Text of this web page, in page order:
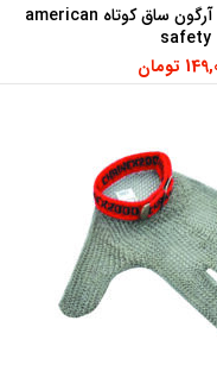
بیشتر
دستکش جوشکاری آرگون ساق کوتاه american
safety
تومان